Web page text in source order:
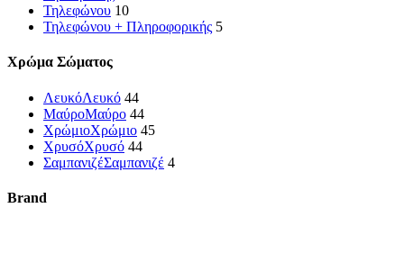
Τηλεφώνου 10
Τηλεφώνου + Πληροφορικής 5
Χρώμα Σώματος
ΛευκόΛευκό 44
ΜαύροΜαύρο 44
ΧρώμιοΧρώμιο 45
ΧρυσόΧρυσό 44
ΣαμπανιζέΣαμπανιζέ 4
Brand